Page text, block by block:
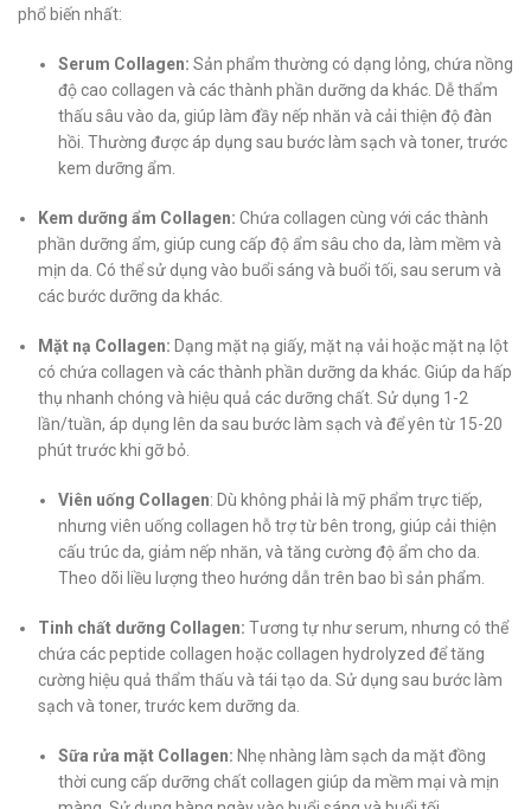
phổ biến nhất:
Serum Collagen: Sản phẩm thường có dạng lỏng, chứa nồng
độ cao collagen và các thành phần dưỡng da khác. Dễ thẩm
thấu sâu vào da, giúp làm đầy nếp nhăn và cải thiện độ đàn
hồi. Thường được áp dụng sau bước làm sạch và toner, trước
kem dưỡng ẩm.
Kem dưỡng ẩm Collagen: Chứa collagen cùng với các thành
phần dưỡng ẩm, giúp cung cấp độ ẩm sâu cho da, làm mềm và
mịn da. Có thể sử dụng vào buổi sáng và buổi tối, sau serum và
các bước dưỡng da khác.
Mặt nạ Collagen: Dạng mặt nạ giấy, mặt nạ vải hoặc mặt nạ lột
có chứa collagen và các thành phần dưỡng da khác. Giúp da hấp
thụ nhanh chóng và hiệu quả các dưỡng chất. Sử dụng 1-2
lần/tuần, áp dụng lên da sau bước làm sạch và để yên từ 15-20
phút trước khi gỡ bỏ.
Viên uống Collagen: Dù không phải là mỹ phẩm trực tiếp,
nhưng viên uống collagen hỗ trợ từ bên trong, giúp cải thiện
cấu trúc da, giảm nếp nhăn, và tăng cường độ ẩm cho da.
Theo dõi liều lượng theo hướng dẫn trên bao bì sản phẩm.
Tinh chất dưỡng Collagen: Tương tự như serum, nhưng có thể
chứa các peptide collagen hoặc collagen hydrolyzed để tăng
cường hiệu quả thẩm thấu và tái tạo da. Sử dụng sau bước làm
sạch và toner, trước kem dưỡng da.
Sữa rửa mặt Collagen: Nhẹ nhàng làm sạch da mặt đồng
thời cung cấp dưỡng chất collagen giúp da mềm mại và mịn